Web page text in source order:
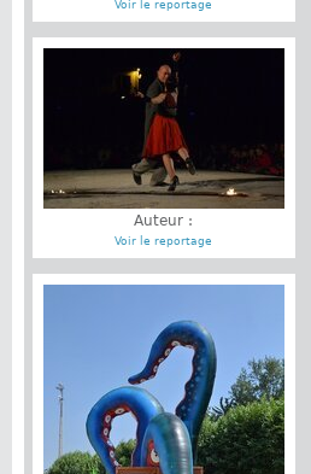
Voir le reportage
Auteur :
Voir le reportage